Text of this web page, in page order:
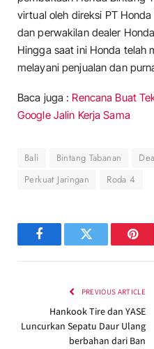
virtual oleh direksi PT
dan perwakilan dealer
Hingga saat ini Honda telah
melayani penjualan dan
Baca juga : Rencana Buat
Google Jalin Kerja Sama
Bali Bintang Tabanan
Perkuat Jaringan
Roda 4
FacebookTwitter
PREVIOUS ARTICLE
Hankook Tire dan YASE
Luncurkan Sepatu Daur Ulang
berbahan dari Ban